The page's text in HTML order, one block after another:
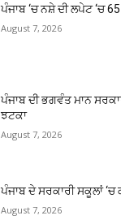
ਪੰਜਾਬ ‘ਚ ਨਸ਼ੇ ਦੀ ਲਪੇਟ ‘ਚ
August 7, 2026
ਪੰਜਾਬ ਦੀ ਭਗਵੰਤ ਮਾਨ
ਝਟਕਾ
August 7, 2026
ਪੰਜਾਬ ਦੇ ਸਰਕਾਰੀ ਸਕੂਲਾਂ
August 7, 2026